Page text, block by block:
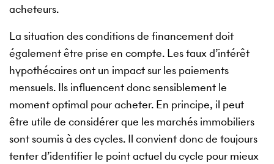
acheteurs.
La situation des conditions de financement doit
également être prise en compte. Les taux d’intérêt
hypothécaires ont un impact sur les paiements
mensuels. Ils influencent donc sensiblement le
moment optimal pour acheter. En principe, il peut
être utile de considérer que les marchés immobiliers
sont soumis à des cycles. Il convient donc de toujours
tenter d’identifier le point actuel du cycle pour mieux